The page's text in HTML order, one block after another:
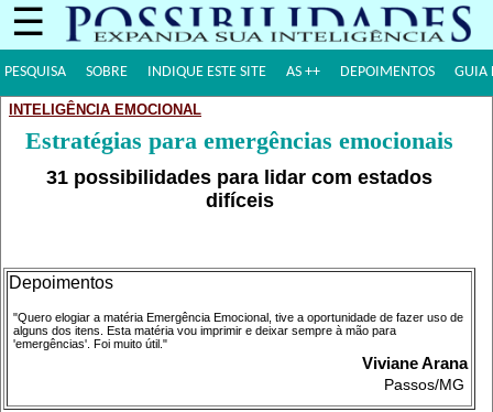
☰
PESQUISA SOBRE INDIQUE ESTE SITE AS ++ DEPOIMENTOS GUIA
INTELIGÊNCIA EMOCIONAL
Estratégias para emergências emocionais
31 possibilidades para lidar com estados
difíceis
Depoimentos
"Quero elogiar a matéria Emergência Emocional, tive a oportunidade de fazer uso de
alguns dos itens. Esta matéria vou imprimir e deixar sempre à mão para
'emergências'. Foi muito útil."
Viviane Arana
Passos/MG